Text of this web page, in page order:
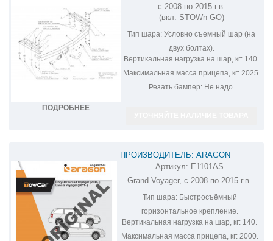
ПОДРОБНЕЕ
VOYAGER CH/025
с 2008 по 2015 г.в.
(вкл. STOWn GO)
Тип шара: Условно съемный шар (на
двух болтах).
Вертикальная нагрузка на шар, кг: 140.
Максимальная масса прицепа, кг:2025.
Резать бампер:Не надо.
ПРОИЗВОДИТЕЛЬ: ARAGON
ФАРКОП НА CHRYSLER VOYAGER
E1101AS
Артикул: E1101AS
Grand Voyager, с 2008 по 2015 г.в.
Тип шара:Быстросъёмный
горизонтальное крепление.
Вертикальная нагрузка на шар, кг: 140.
Максимальная масса прицепа, кг:2000.